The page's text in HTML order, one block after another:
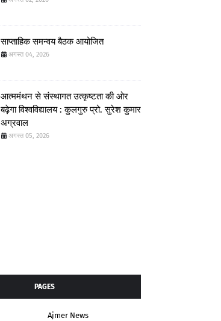
साप्ताहिक समन्वय बैठक आयोजित
अगस्त 04, 2026
आत्ममंथन से संस्थागत उत्कृष्टता की ओर
बढ़ेगा विश्वविद्यालय : कुलगुरु प्रो. सुरेश कुमार
अग्रवाल
अगस्त 05, 2026
PAGES
Ajmer News